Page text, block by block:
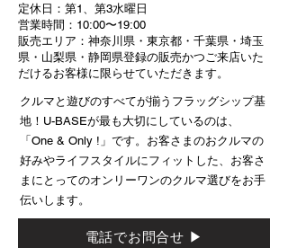
定休日：第1、第3水曜日​
営業時間：10:00〜19:00​
販売エリア：神奈川県・東京都・千葉県・埼玉
県・山梨県・静岡県登録の販売かつご来店いた
だけるお客様に限らせていただきます。​
クルマと遊びのすべてが揃う フラッグシップ基
地！​ U-BASEが最も大切にしているのは、
「One & Only !」です。お客さまのおクルマの
好みやライフスタイルにフィットした、お客さ
まにとってのオンリーワンのクルマ選びをお手
伝いします。​
電話でお問合せ ▶